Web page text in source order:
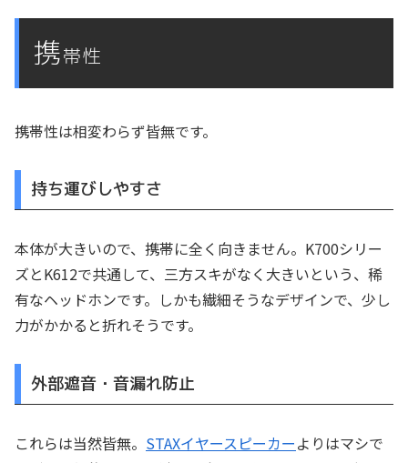
携帯性
携帯性は相変わらず皆無です。
持ち運びしやすさ
本体が大きいので、携帯に全く向きません。K700シリー
ズとK612で共通して、三方スキがなく大きいという、稀
有なヘッドホンです。しかも繊細そうなデザインで、少し
力がかかると折れそうです。
外部遮音・音漏れ防止
これらは当然皆無。 STAXイヤースピーカーよりはマシで